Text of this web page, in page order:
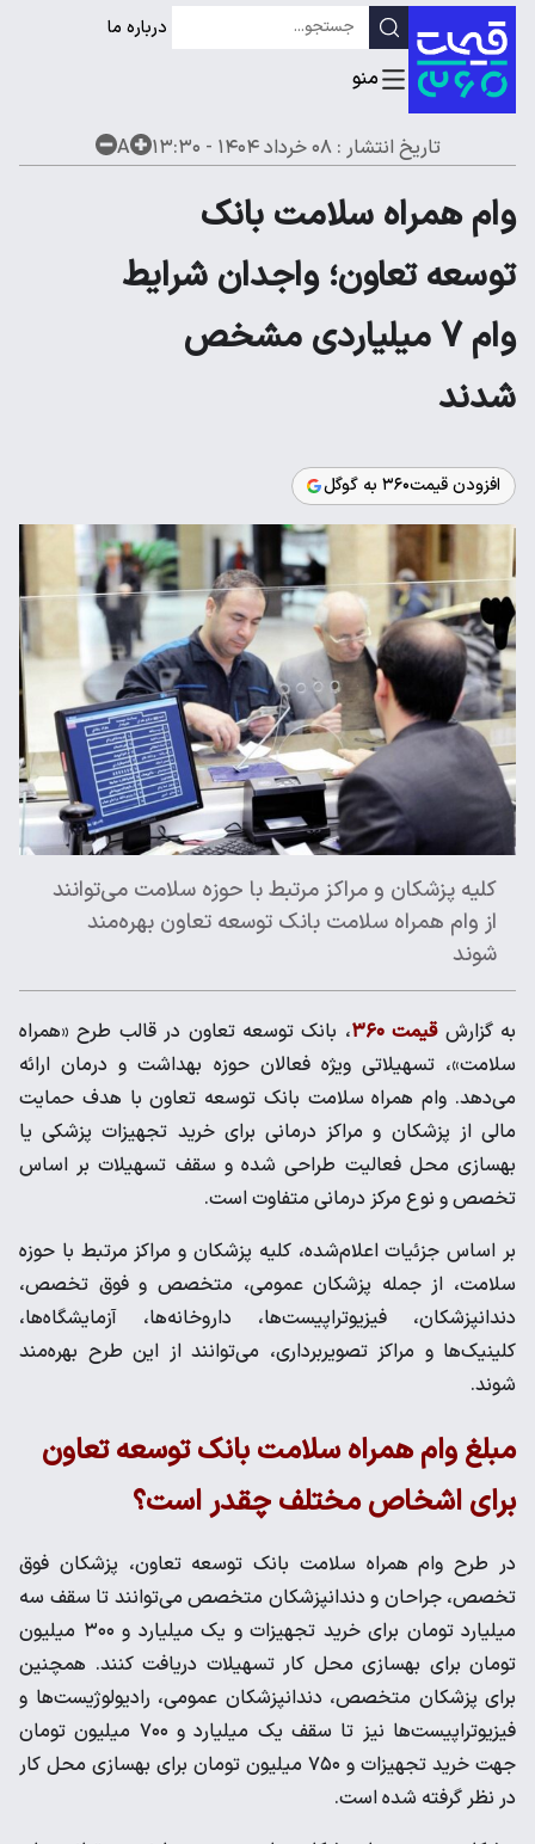
درباره ما
تاریخ انتشار :۰۸ خرداد ۱۴۰۴ - ۱۳:۳۰ A
وام همراه سلامت بانک
توسعه تعاون؛ واجدان شرایط
وام 7 میلیاردی مشخص
شدند
افزودن قیمت۳۶۰ به گوگل
کلیه پزشکان و مراکز مرتبط با حوزه سلامت می‌توانند
از وام همراه سلامت بانک توسعه تعاون بهره‌مند
شوند
به گزارشقیمت ۳۶۰
، بانک توسعه تعاون در قالب طرح «همراه
سلامت»، تسهیلاتی ویژه فعالان حوزه بهداشت و درمان ارائه
می‌دهد. وام همراه سلامت بانک توسعه تعاون با هدف حمایت
مالی از پزشکان و مراکز درمانی برای خرید تجهیزات پزشکی یا
بهسازی محل فعالیت طراحی شده و سقف تسهیلات بر اساس
تخصص و نوع مرکز درمانی متفاوت است.
بر اساس جزئیات اعلام‌شده، کلیه پزشکان و مراکز مرتبط با حوزه
سلامت، از جمله پزشکان عمومی، متخصص و فوق تخصص،
دندانپزشکان، فیزیوتراپیست‌ها، داروخانه‌ها، آزمایشگاه‌ها،
کلینیک‌ها و مراکز تصویربرداری، می‌توانند از این طرح بهره‌مند
شوند.
مبلغ وام همراه سلامت بانک توسعه تعاون
برای اشخاص مختلف چقدر است؟
در طرح وام همراه سلامت بانک توسعه تعاون، پزشکان فوق
تخصص، جراحان و دندانپزشکان متخصص می‌توانند تا سقف سه
میلیارد تومان برای خرید تجهیزات و یک میلیارد و ۳۰۰ میلیون
تومان برای بهسازی محل کار تسهیلات دریافت کنند. همچنین
برای پزشکان متخصص، دندانپزشکان عمومی، رادیولوژیست‌ها و
فیزیوتراپیست‌ها نیز تا سقف یک میلیارد و ۷۰۰ میلیون تومان
جهت خرید تجهیزات و ۷۵۰ میلیون تومان برای بهسازی محل کار
در نظر گرفته شده است.